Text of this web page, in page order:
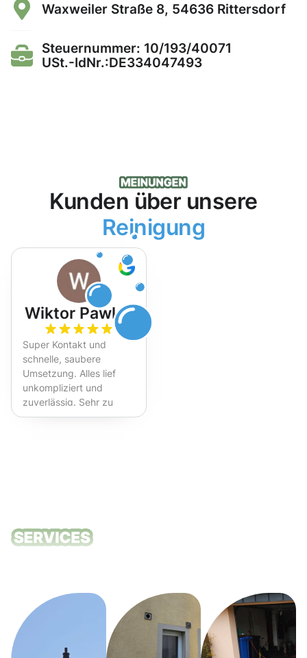
Waxweiler Straße 8, 54636 Rittersdorf
Steuernummer: 10/193/40071
USt.-IdNr.:DE334047493
Kunden über unsere
Reinigung
Wiktor Pawlak
Super Kontakt und
schnelle, saubere
Umsetzung. Alles lief
unkompliziert und
zuverlässig. Sehr zu
empfehlen!